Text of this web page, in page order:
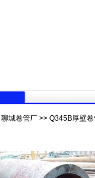
聊城卷管厂>> Q345B厚壁卷